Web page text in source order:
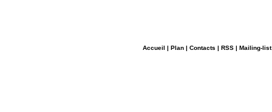
Accueil | Plan | Contacts | RSS | Mailing-list